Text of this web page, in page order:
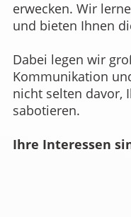
erwecken. Wir
und bieten Ihnen
Dabei legen wir
Kommunikation
nicht selten davor,
sabotieren.
Ihre Interessen